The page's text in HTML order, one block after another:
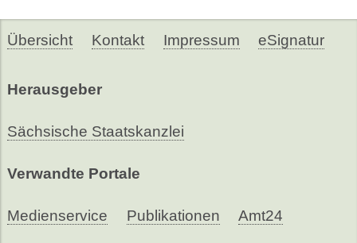
Übersicht Kontakt Impressum eSignatur
Herausgeber
Sächsische Staatskanzlei
Verwandte Portale
Medienservice Publikationen Amt24